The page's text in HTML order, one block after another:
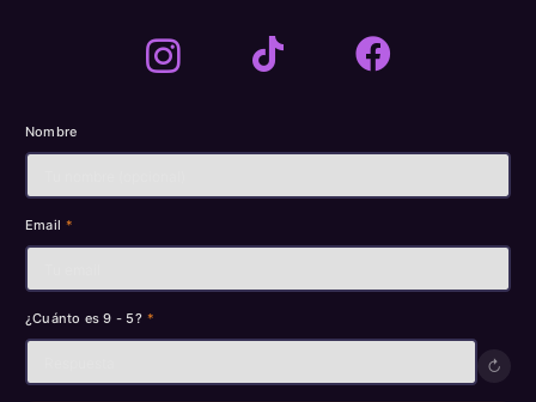
Nombre
Email *
¿Cuánto es 9 - 5? *
↻